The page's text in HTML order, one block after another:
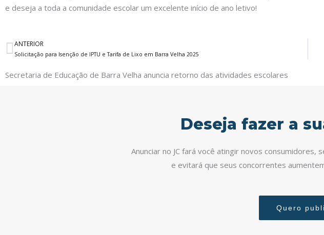
e deseja a toda a comunidade escolar um excelente início de ano letivo!
Anterior
ANTERIOR
Solicitação para Isenção de IPTU e Tarifa de Lixo em Barra Velha 2025
Secretaria de Educação de Barra Velha anuncia retorno das atividades escolares
Deseja fazer a
Anunciar no JC fará você atingir novos
e evitará que seus concorrentes
Quero